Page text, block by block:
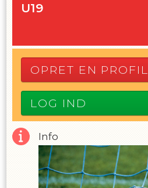
U19
OPRET EN PROFIL
LOG IND
Info